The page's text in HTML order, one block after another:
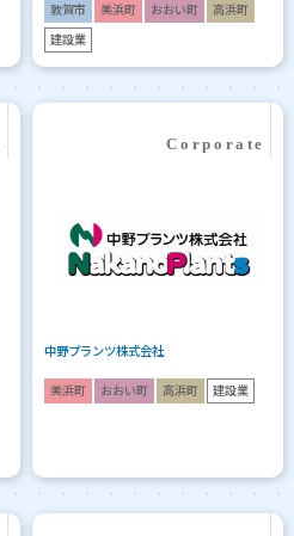
敦賀市 美浜町 おおい町 高浜町
建設業
中野プランツ株式会社
美浜町 おおい町 高浜町 建設業